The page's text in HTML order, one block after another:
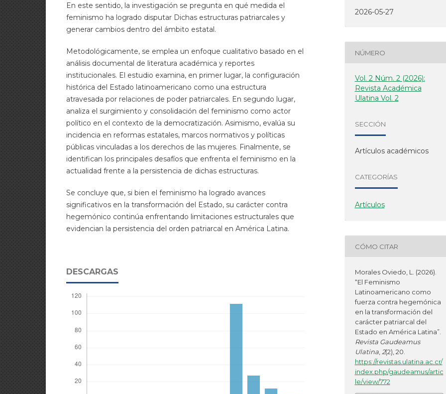
En este sentido, la investigación se pregunta en qué medida el
feminismo ha logrado disputar Dichas estructuras patriarcales y
generar cambios dentro del ámbito estatal.
Metodológicamente, se emplea un enfoque cualitativo basado en el
análisis documental de literatura académica y reportes
institucionales. El estudio examina, en primer lugar, la configuración
histórica del Estado latinoamericano como una estructura
atravesada por relaciones de poder patriarcales. En segundo lugar,
analiza el surgimiento y consolidación del feminismo como actor
político en el contexto de la democratización. Asimismo, evalúa su
incidencia en reformas estatales, marcos normativos y políticas
públicas vinculadas a los derechos de las mujeres. Finalmente, se
identifican los principales desafíos que enfrenta el feminismo en la
actualidad frente a la persistencia de dichas estructuras.
Se concluye que, si bien el feminismo ha logrado avances
significativos en la transformación del Estado, su carácter contra
hegemónico continúa enfrentando limitaciones estructurales que
evidencian la persistencia del orden patriarcal en América Latina.
DESCARGAS
2026-05-27
NÚMERO
Vol. 2 Núm. 2 (2026):
Revista Académica
Ulatina Vol. 2
SECCIÓN
Artículos académicos
CATEGORÍAS
Artículos
CÓMO CITAR
Morales Oviedo, L. (2026).
“El Feminismo
Latinoamericano como
fuerza contra hegemónica
en la transformación del
carácter patriarcal del
Estado en América Latina”.
Revista Gaudeamus
Ulatina,2(2), 20.
https://revistas.ulatina.ac.cr/
index.php/gaudeamus/artic
le/view/772